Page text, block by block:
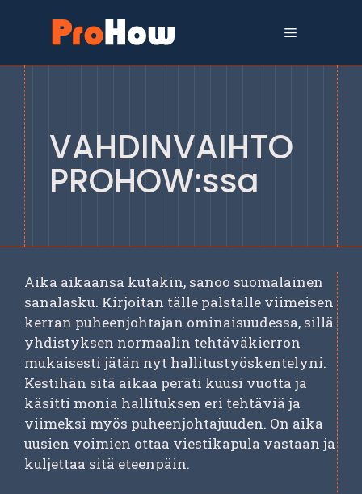
sisältöön
Valikko
VAHDINVAIHTO
PROHOW:ssa
Aika aikaansa kutakin, sanoo suomalainen
sanalasku. Kirjoitan tälle palstalle viimeisen
kerran puheenjohtajan ominaisuudessa, sillä
yhdistyksen normaalin tehtäväkierron
mukaisesti jätän nyt hallitustyöskentelyni.
Kestihän sitä aikaa peräti kuusi vuotta ja
käsitti monia hallituksen eri tehtäviä ja
viimeksi myös puheenjohtajuuden. On aika
uusien voimien ottaa viestikapula vastaan ja
kuljettaa sitä eteenpäin.